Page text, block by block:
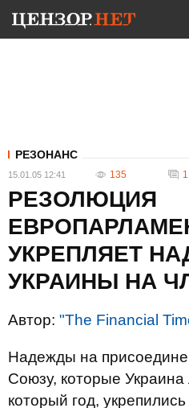
РЕЗОНАНС
15.01.05 12:41 135 1
РЕЗОЛЮЦИЯ
УКРЕПЛЯЕТ
УКРАИНЫ НА
Автор: "The Financial
Надежды на
Союзу, которые Украина
который год,